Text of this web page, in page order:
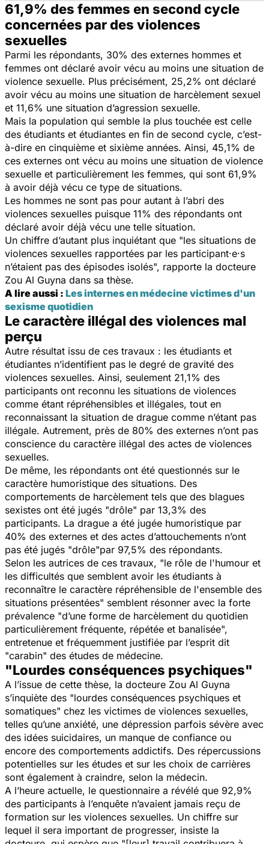
61,9% des femmes en second cycle
concernées par des violences
sexuelles
Parmi les répondants, 30% des externes hommes et
femmes ont déclaré avoir vécu au moins une situation de
violence sexuelle. Plus précisément, 25,2% ont déclaré
avoir vécu au moins une situation de harcèlement sexuel
et 11,6% une situation d’agression sexuelle.
Mais la population qui semble la plus touchée est celle
des étudiants et étudiantes en fin de second cycle, c’est-
à-dire en cinquième et sixième années. Ainsi, 45,1% de
ces externes ont vécu au moins une situation de violence
sexuelle et particulièrement les femmes, qui sont 61,9%
à avoir déjà vécu ce type de situations.
Les hommes ne sont pas pour autant à l’abri des
violences sexuelles puisque 11% des répondants ont
déclaré avoir déjà vécu une telle situation.
Un chiffre d’autant plus inquiétant que "les situations de
violences sexuelles rapportées par les participant·e·s
n’étaient pas des épisodes isolés", rapporte la docteure
Zou Al Guyna dans sa thèse.
A lire aussi : Les internes en médecine victimes d'un
sexisme quotidien
Le caractère illégal des violences mal
perçu
Autre résultat issu de ces travaux : les étudiants et
étudiantes n’identifient pas le degré de gravité des
violences sexuelles. Ainsi, seulement 21,1% des
participants ont reconnu les situations de violences
comme étant répréhensibles et illégales, tout en
reconnaissant la situation de drague comme n’étant pas
illégale. Autrement, près de 80% des externes n’ont pas
conscience du caractère illégal des actes de violences
sexuelles.
De même, les répondants ont été questionnés sur le
caractère humoristique des situations. Des
comportements de harcèlement tels que des blagues
sexistes ont été jugés "drôle" par 13,3% des
participants. La drague a été jugée humoristique par
40% des externes et des actes d’attouchements n’ont
pas été jugés "drôle"par 97,5% des répondants.
Selon les autrices de ces travaux, "le rôle de l'humour et
les difficultés que semblent avoir les étudiants à
reconnaître le caractère répréhensible de l'ensemble des
situations présentées" semblent résonner avec la forte
prévalence "d’une forme de harcèlement du quotidien
particulièrement fréquente, répétée et banalisée",
entretenue et fréquemment justifiée par l’esprit dit
"carabin" des études de médecine.
"Lourdes conséquences psychiques"
A l’issue de cette thèse, la docteure Zou Al Guyna
s’inquiète des "lourdes conséquences psychiques et
somatiques" chez les victimes de violences sexuelles,
telles qu’une anxiété, une dépression parfois sévère avec
des idées suicidaires, un manque de confiance ou
encore des comportements addictifs. Des répercussions
potentielles sur les études et sur les choix de carrières
sont également à craindre, selon la médecin.
A l’heure actuelle, le questionnaire a révélé que 92,9%
des participants à l’enquête n’avaient jamais reçu de
formation sur les violences sexuelles. Un chiffre sur
lequel il sera important de progresser, insiste la